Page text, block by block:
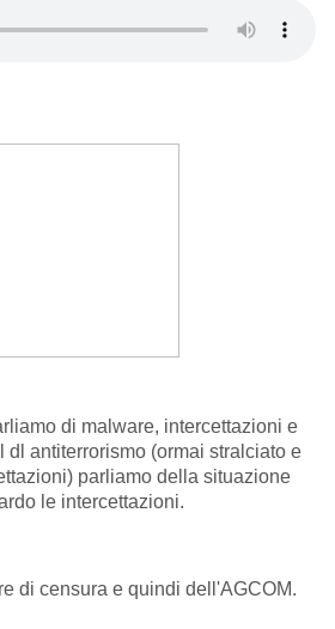
di malware, intercettazioni e
dl antiterrorismo (ormai stralciato e
parliamo della situazione
le intercettazioni.
di censura e quindi dell'AGCOM.